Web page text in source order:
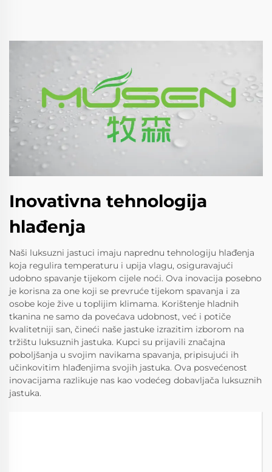
Inovativna tehnologija
hlađenja
Naši luksuzni jastuci imaju naprednu tehnologiju hlađenja
koja regulira temperaturu i upija vlagu, osiguravajući
udobno spavanje tijekom cijele noći. Ova inovacija posebno
je korisna za one koji se prevruće tijekom spavanja i za
osobe koje žive u toplijim klimama. Korištenje hladnih
tkanina ne samo da povećava udobnost, već i potiče
kvalitetniji san, čineći naše jastuke izrazitim izborom na
tržištu luksuznih jastuka. Kupci su prijavili značajna
poboljšanja u svojim navikama spavanja, pripisujući ih
učinkovitim hlađenjima svojih jastuka. Ova posvećenost
inovacijama razlikuje nas kao vodećeg dobavljača luksuznih
jastuka.